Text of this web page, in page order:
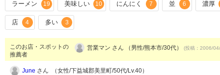
ラーメン 19 美味しい 10 にんにく 7 並 6 濃厚
店 4 多い 3
このお店・スポットの
推薦者
営業マン さん （男性/熊本市/30代） (投稿：2006/
June さん （女性/下益城郡美里町/50代/Lv.40）